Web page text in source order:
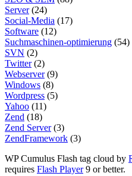
Server(24)
Social-Media (17)
Software (12)
Suchmaschinen-optimierung (54)
SVN (2)
Twitter(2)
Webserver(9)
Windows (8)
Wordpress (5)
Yahoo (11)
Zend (18)
Zend Server(3)
ZendFramework (3)
WP Cumulus Flash tag cloud by
requires Flash Player9 or better.